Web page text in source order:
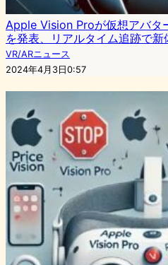
Apple Vision Proが仮想アバタ
を発表、リアルタイム追跡で新
VR/ARニュース
2024年4月3日0:57